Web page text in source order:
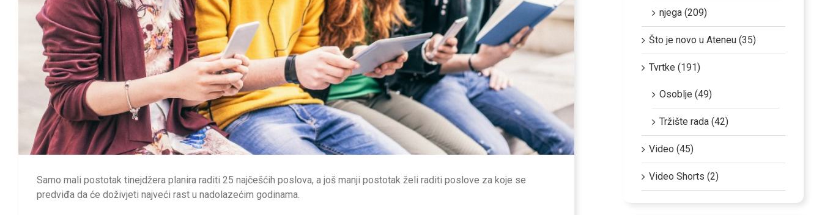
Samo mali postotak tinejdžera planira raditi 25 najčešćih poslova, a još manji postotak želi raditi poslove za koje se
predviđa da će doživjeti najveći rast u nadolazećim godinama.
njega (209)
Što je novo u Ateneu (35)
Tvrtke (191)
Osoblje (49)
Tržište rada (42)
Video (45)
Video Shorts (2)